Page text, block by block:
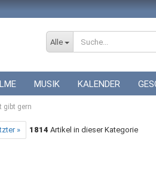
Alle
MUSIK KALENDER
GESCHENKE ZUR HOCHZEIT
gibt gern
» 1814 Artikel in dieser Kategorie